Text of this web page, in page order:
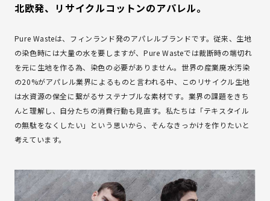
北欧発、リサイクルコットンのアパレル。
Pure Wasteは、フィンランド発のアパレルブランドです。従来、生地
の染色時には大量の水を要しますが、Pure Wasteでは裁断時の端切れ
を元に生地を作る為、染色の必要がありません。世界の産業廃水汚染
の20%がアパレル業界によるものと言われる中、このリサイクル生地
は水資源の保全に繋がるサステナブルな素材です。業界の課題をきち
んと理解し、自分たちの消費行動も見直す。私たちは「テキスタイル
の無駄をなくしたい」という思いから、そんなきっかけを作りたいと
考えています。